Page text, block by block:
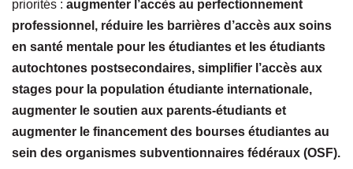
priorités : augmenter l’accès au perfectionnement
professionnel, réduire les barrières d’accès aux soins
en santé mentale pour les étudiantes et les étudiants
autochtones postsecondaires, simplifier l’accès aux
stages pour la population étudiante internationale,
augmenter le soutien aux parents-étudiants et
augmenter le financement des bourses étudiantes au
sein des organismes subventionnaires fédéraux (OSF).